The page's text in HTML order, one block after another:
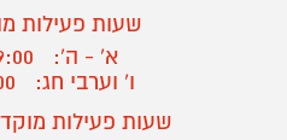
שעות פעילות
א' - ה':
- 18:00
ו' וערבי חג:
שעות פעילות